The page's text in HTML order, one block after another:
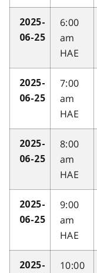
2025-
06-25
6:00
am
HAE
2025-
06-25
7:00
am
HAE
2025-
06-25
8:00
am
HAE
2025-
06-25
9:00
am
HAE
2025-
10:00